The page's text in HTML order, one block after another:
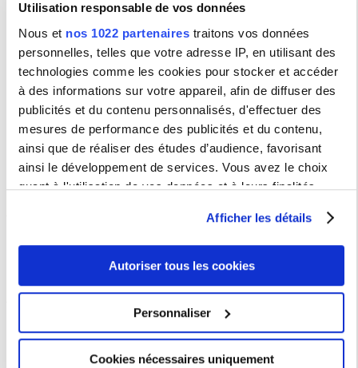
Utilisation responsable de vos données
Nous et nos 1022 partenaires traitons vos données
personnelles, telles que votre adresse IP, en utilisant des
technologies comme les cookies pour stocker et accéder
à des informations sur votre appareil, afin de diffuser des
publicités et du contenu personnalisés, d'effectuer des
mesures de performance des publicités et du contenu,
ainsi que de réaliser des études d’audience, favorisant
ainsi le développement de services. Vous avez le choix
quant à l'utilisation de vos données et à leurs finalités.
moment en consultant la Déclaration relative aux cookies
ou en cliquant sur l'icône de confidentialité.
Si vous le permettez, nous aimerions également :
géographique qui peuvent être précises à plusieurs
mètres près
Identifier votre appareil en l'analysant activement
Afficher les détails
Autoriser tous les cookies
Personnaliser
Cookies nécessaires uniquement
Coopération internationale
Nos accords de
coopération
Nos protocoles de
mobilité étudiante
Le programme
Erasmus+
La Direction des
Suivez la DAI sur les réseaux sociaux
Opportunités à l'étranger